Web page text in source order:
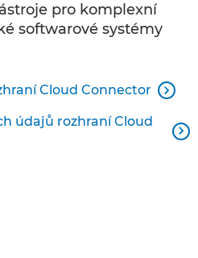
pro komplexní
softwarové systémy
Cloud Connector 
údajů rozhraní Cloud
